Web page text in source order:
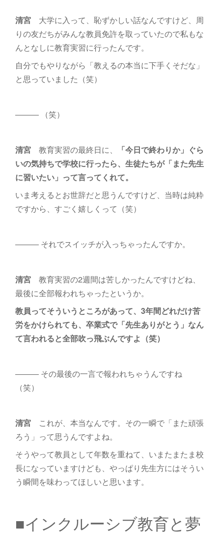
清宮大学に入って、恥ずかしい話なんですけど、周
りの友だちがみんな教員免許を取っていたので私もな
んとなしに教育実習に行ったんです。
自分でもやりながら「教えるの本当に下手くそだな」
と思っていました（笑）
――― （笑）
清宮教育実習の最終日に、
「今日で終わりか」ぐら
いの気持ちで学校に行ったら、生徒たちが「また先生
に習いたい」って言ってくれて。
いま考えるとお世辞だと思うんですけど、当時は純粋
ですから、すごく嬉しくって（笑）
――― それでスイッチが入っちゃったんですか。
清宮教育実習の2週間は苦しかったんですけどね、
最後に全部報われちゃったというか。
教員ってそういうところがあって、3年間どれだけ苦
労をかけられても、卒業式で「先生ありがとう」なん
て言われると全部吹っ飛ぶんですよ（笑）
――― その最後の一言で報われちゃうんですね
（笑）
清宮これが、本当なんです。その一瞬で「また頑張
ろう」って思うんですよね。
そうやって教員として年数を重ねて、いまたまたま校
長になっていますけども、やっぱり先生方にはそうい
う瞬間を味わってほしいと思います。
■インクルーシブ教育と夢